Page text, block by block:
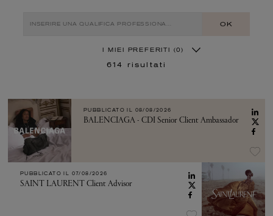
OK
I MIEI PREFERITI (0)
614 risultati
PUBBLICATO IL 08/08/2026
BALENCIAGA - CDI Senior Client Ambassador
PUBBLICATO IL 07/08/2026
SAINT LAURENT Client Advisor